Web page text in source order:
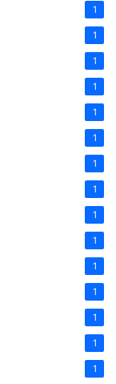
1
1
1
1
1
1
1
1
1
1
1
1
1
1
1